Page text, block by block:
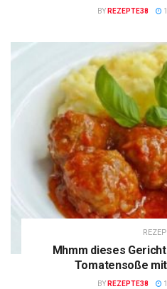
BY REZEPTE38
Mhmm dieses
Tomatensoße
BY REZEPTE38